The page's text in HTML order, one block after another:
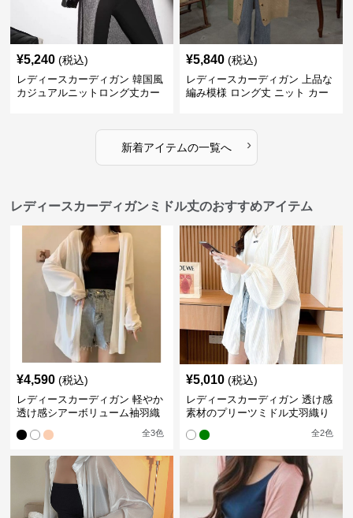
¥5,240 (税込)
レディースカーディガン 韓国風
カジュアルニットロング丈カー
¥5,840 (税込)
レディースカーディガン 上品な
編み模様 ロング丈 ニット カー
新着アイテムの一覧へ ›
レディースカーディガンミドル丈のおすすめアイテム
¥4,590 (税込)
レディースカーディガン 軽やか
透け感シアーボリューム袖羽織
全3色
¥5,010 (税込)
レディースカーディガン 透け感
素材のプリーツミドル丈羽織り
全2色